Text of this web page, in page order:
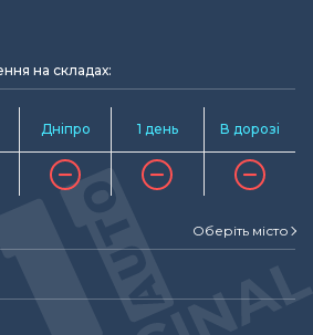
на складах:
Дніпро 1 день В дорозі
Оберіть місто